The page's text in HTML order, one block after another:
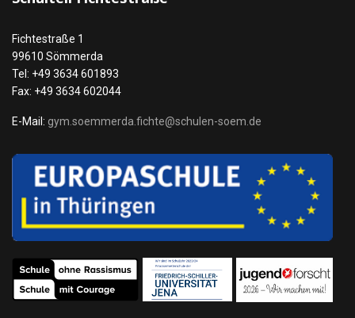
Fichtestraße 1
99610 Sömmerda
Tel: +49 3634 601893
Fax: +49 3634 602044
E-Mail: gym.soemmerda.fichte@schulen-soem.de